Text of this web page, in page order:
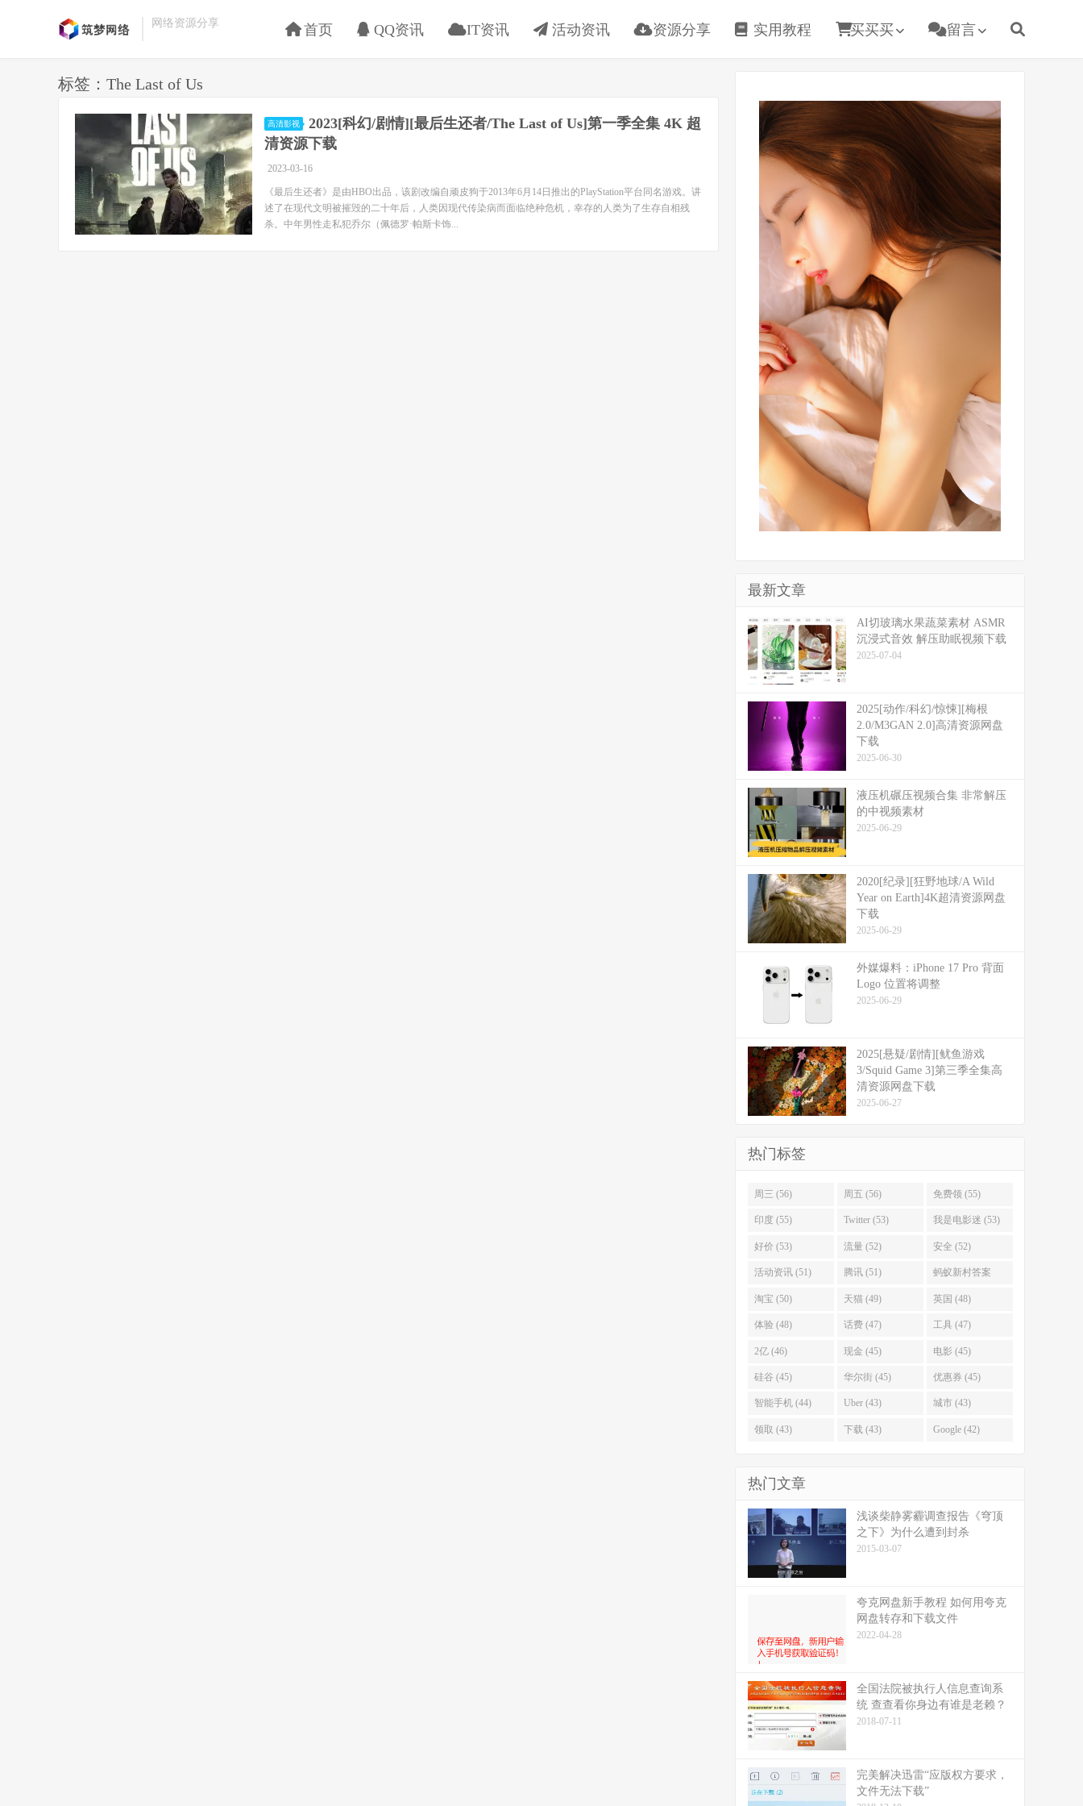
网络资源分享 首页 QQ资讯 IT资讯 活动资讯 资源分享 实用教程 买买买 留言
标签：The Last of Us
高清影视
2023[科幻/剧情][最后生还者/The Last of Us]第一季全集 4K 超
清资源下载
2023-03-16
《最后生还者》是由HBO出品，该剧改编自顽皮狗于2013年6月14日推出的PlayStation平台同名游戏。讲
述了在现代文明被摧毁的二十年后，人类因现代传染病而面临绝种危机，幸存的人类为了生存自相残
杀。中年男性走私犯乔尔（佩德罗·帕斯卡饰...
最新文章
​​AI切玻璃水果蔬菜素材 ASMR
沉浸式音效 解压助眠视频下载
2025-07-04
2025[动作/科幻/惊悚][梅根
2.0/M3GAN 2.0]高清资源网盘
下载
2025-06-30
液压机碾压视频合集 非常解压
的中视频素材
2025-06-29
2020[纪录][狂野地球/A Wild
Year on Earth]4K超清资源网盘
下载
2025-06-29
外媒爆料：​​iPhone 17 Pro 背面
Logo 位置将调整​​
2025-06-29
2025[悬疑/剧情][鱿鱼游戏
3/Squid Game 3]第三季全集高
清资源网盘下载
2025-06-27
热门标签
周三 (56) 周五 (56) 免费领 (55)
印度 (55) Twitter (53) 我是电影迷 (53)
好价 (53) 流量 (52) 安全 (52)
活动资讯 (51) 腾讯 (51) 蚂蚁新村答案
(51)
淘宝 (50) 天猫 (49) 英国 (48)
体验 (48) 话费 (47) 工具 (47)
2亿 (46) 现金 (45) 电影 (45)
硅谷 (45) 华尔街 (45) 优惠券 (45)
智能手机 (44) Uber (43) 城市 (43)
领取 (43) 下载 (43) Google (42)
热门文章
浅谈柴静雾霾调查报告《穹顶
之下》为什么遭到封杀
2015-03-07
夸克网盘新手教程 如何用夸克
网盘转存和下载文件
2022-04-28
全国法院被执行人信息查询系
统 查查看你身边有谁是老赖？
2018-07-11
完美解决迅雷“应版权方要求，
文件无法下载”